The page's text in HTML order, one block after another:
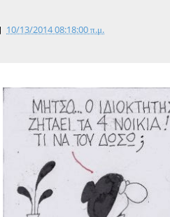
10/13/2014 08:18:00 π.μ.